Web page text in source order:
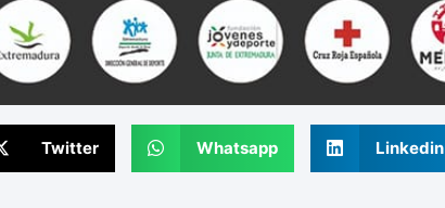
Twitter Whatsapp Linkedin